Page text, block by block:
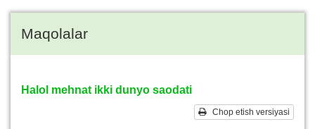
Maqolalar
Halol mehnat ikki dunyo saodati
Chop etish versiyasi